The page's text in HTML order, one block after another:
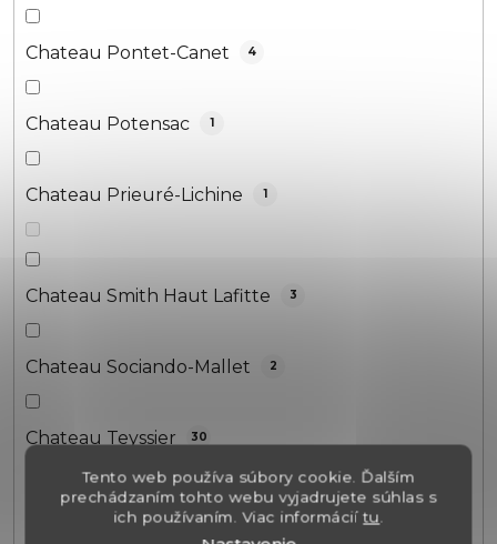
Tento web používa súbory cookie. Ďalším
prechádzaním tohto webu vyjadrujete súhlas s
ich používaním. Viac informáciítu.
Chateau Pontet-Canet 4
Chateau Potensac 1
Chateau Prieuré-Lichine 1
Chateau Smith Haut Lafitte 3
Chateau Sociando-Mallet 2
Chateau Teyssier 30
Chateau Troplong Mondot 3